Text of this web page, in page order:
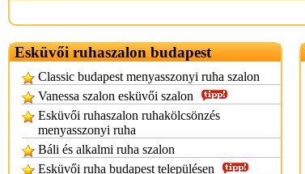
Esküvői ruhaszalon budapest
Classic budapest menyasszonyi ruha szalon
Vanessa szalon esküvői szalon
Esküvői ruhaszalon ruhakölcsönzés
menyasszonyi ruha
Báli és alkalmi ruha szalon
Esküvői ruha budapest településen